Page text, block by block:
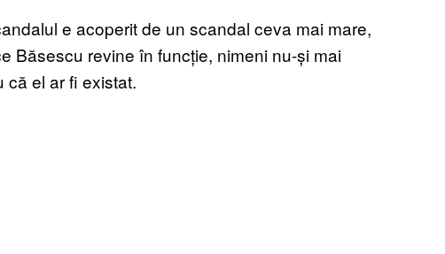
e acoperit de un scandal ceva mai mare,
Băsescu revine în funcție, nimeni nu-și mai
că el ar fi existat.